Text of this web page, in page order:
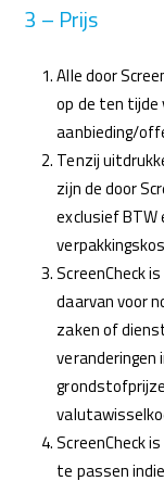
3 – Prijs
Alle door
op de ten tijde
aanbieding/
Tenzij
zijn de door
exclusief BTW
ScreenCheck
daarvan voor
zaken of
veranderingen
ScreenCheck
te passen